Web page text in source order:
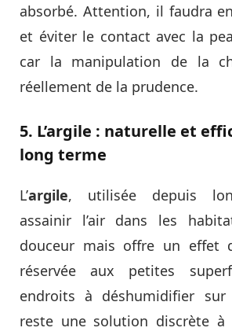
absorbé. Attention, il faudra
et éviter le contact avec la
car la manipulation de la
réellement de la prudence.
5. L’argile : naturelle et
long terme
L’argile, utilisée depuis
assainir l’air dans les
douceur mais offre un effet
réservée aux petites
endroits à déshumidifier
reste une solution discrète à